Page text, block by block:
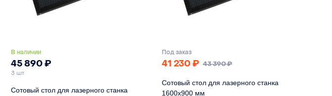
В наличии
45 890₽
3 шт.
Сотовый стол для лазерного станка
Под заказ
41 230₽ 43 390₽
Сотовый стол для лазерного станка
1600х900 мм